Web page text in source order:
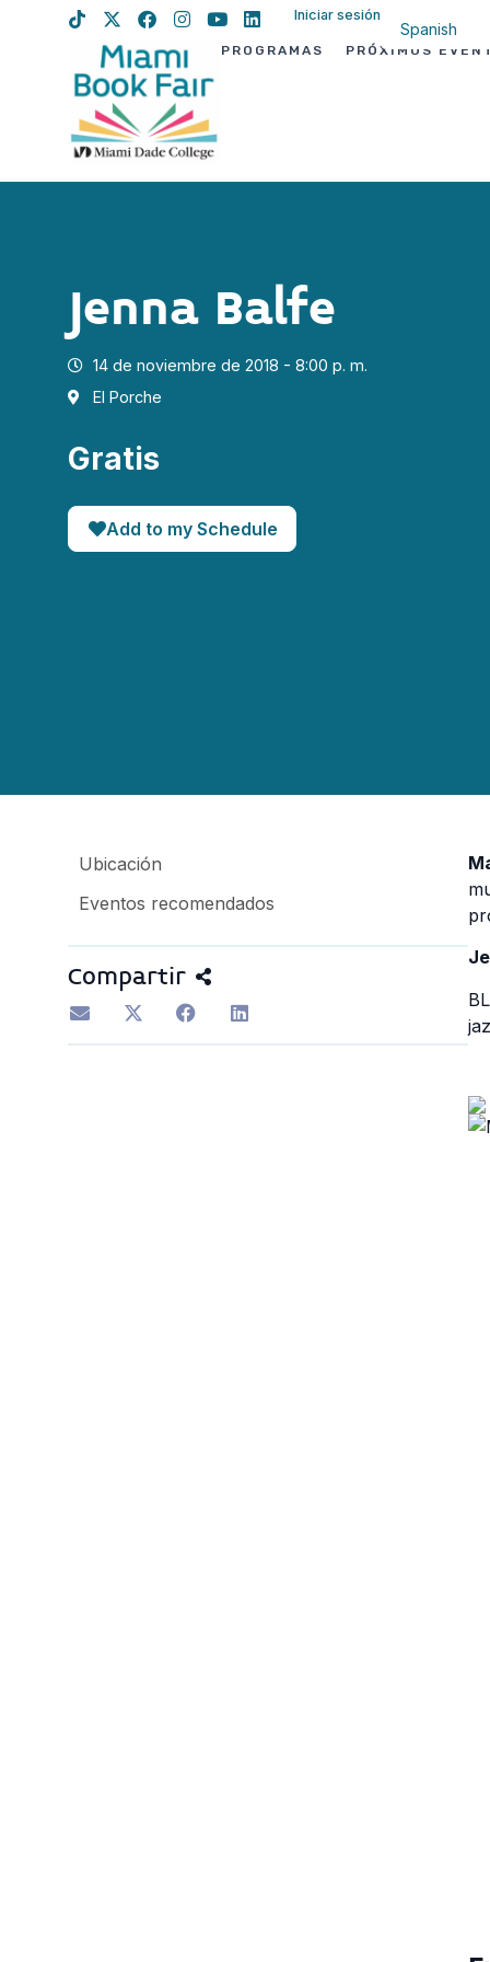
Iniciar sesión
Spanish
PROGRAMAS PRÓXIMOS
Jenna Balfe
14 de noviembre de 2018 - 8:00 p. m.
El Porche
Gratis
Add to my Schedule
Ubicación
Eventos recomendados
Compartir